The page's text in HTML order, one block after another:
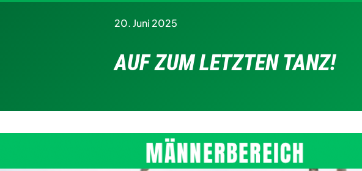
20. Juni 2025
AUF ZUM LETZTEN TANZ!